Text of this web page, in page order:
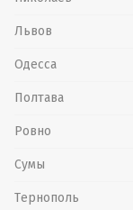
Львов
Одесса
Полтава
Ровно
Сумы
Тернополь